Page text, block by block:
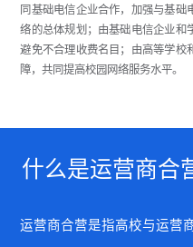
同基础电信企业合作，加强与基
络的总体规划；由基础电信企业和
避免不合理收费名目；由高等学校
障，共同提高校园网络服务水平。
什么是运营商合
运营商合营是指高校与运营